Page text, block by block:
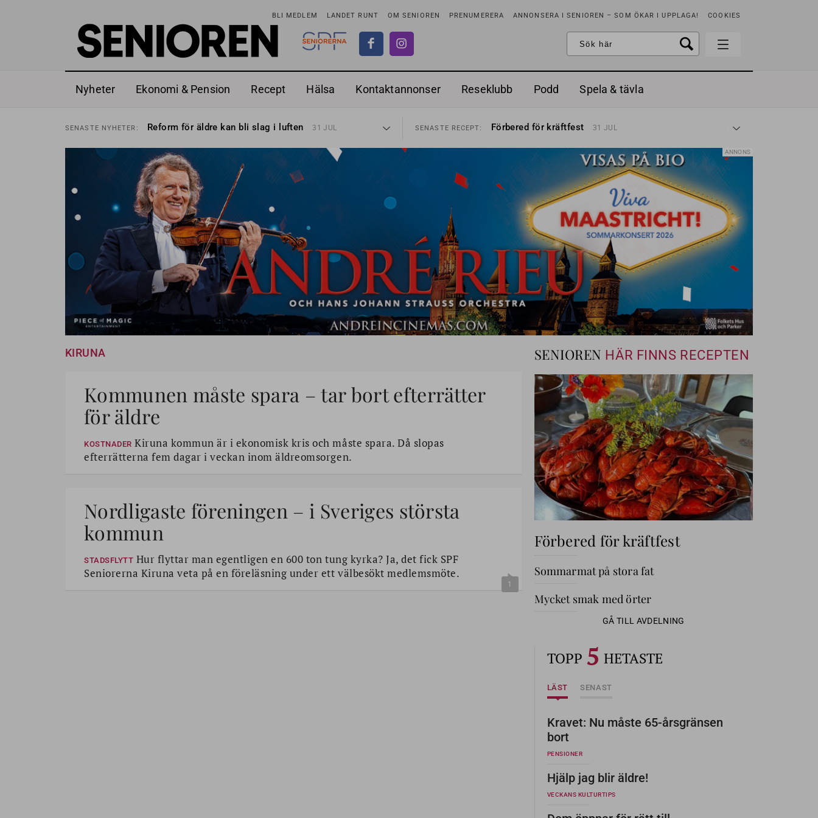
BLI MEDLEM LANDET RUNT OM SENIOREN PRENUMERERA ANNONSERA I SENIOREN – SOM ÖKAR I UPPLAGA! COOKIES
Nyheter Ekonomi & Pension Recept Hälsa Kontaktannonser Reseklubb Podd Spela & tävla
SENASTE NYHETER: Reform för äldre kan bli slag i luften 31 JUL
SENASTENYHETER: Dom öppnar för rätt till garantipension 30 JUL
SENASTENYHETER: Snart kan telefonförsäljning förbjudas i Sverige
Hyror rusar ifrån äldres bostadstillägg
NYHETER: Liten höjning av garantipensionen 27 JUL
SENASTE NYHETER: Sven Hagströmer sommarpratar
SENASTE NYHETER: Reform för äldre kan bli slag i luften
SENASTE RECEPT: Förbered för kräftfest 31 JUL
SENASTE RECEPT: Sommarmat på stora fat 3 JUL
Timjankokta jordgubbar med vaniljglass 18 JUN
Mycket smak med örter 13 JUN
SENASTE RECEPT: Mums med munsbitar 3 MAJ
SENASTE RECEPT: Ranchdipp med gräddfil, dill och persilja 2 MAJ
Förbered för kräftfest 31 JUL
ANNONS
KIRUNA
Kommunen måste spara – tar bort efterrätter
för äldre
KOSTNADER Kiruna kommun är i ekonomisk kris och måste spara. Då slopas
efterrätterna fem dagar i veckan inom äldreomsorgen.
Nordligaste föreningen – i Sveriges största
kommun
STADSFLYTT Hur flyttar man egentligen en 600 ton tung kyrka? Ja, det fick SPF
Seniorerna Kiruna veta på en föreläsning under ett välbesökt medlemsmöte.
1
SENIOREN HÄR FINNS RECEPTEN
Förbered för kräftfest
Sommarmat på stora fat
Mycket smak med örter
GÅ TILL AVDELNING
TOPP 5 HETASTE
LÄST SENAST
Kravet: Nu måste 65-årsgränsen
bort
PENSIONER
Hjälp jag blir äldre!
VECKANS KULTURTIPS